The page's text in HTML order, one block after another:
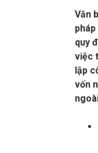
Văn
quy
việc
lập
vốn